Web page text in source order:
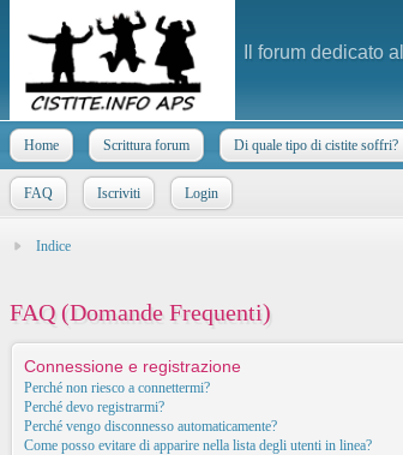
Il forum dedicato
Home Scrittura forum Di quale tipo di cistite soffri?
FAQ Iscriviti Login
Indice
FAQ (Domande Frequenti)
Connessione e registrazione
Perché non riesco a connettermi?
Perché devo registrarmi?
Perché vengo disconnesso automaticamente?
Come posso evitare di apparire nella lista degli utenti in linea?